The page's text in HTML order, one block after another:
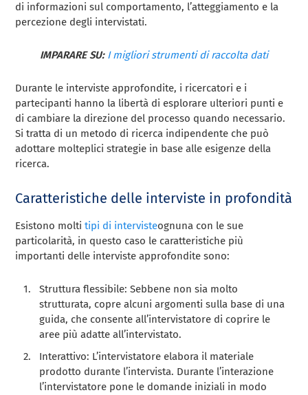
di informazioni sul comportamento, l’atteggiamento e la
percezione degli intervistati.
IMPARARE SU: I migliori strumenti di raccolta dati
Durante le interviste approfondite, i ricercatori e i
partecipanti hanno la libertà di esplorare ulteriori punti e
di cambiare la direzione del processo quando necessario.
Si tratta di un metodo di ricerca indipendente che può
adottare molteplici strategie in base alle esigenze della
ricerca.
Caratteristiche delle interviste in profondità
Esistono moltitipi di intervisteognuna con le sue
particolarità, in questo caso le caratteristiche più
importanti delle interviste approfondite sono:
Struttura flessibile: Sebbene non sia molto
strutturata, copre alcuni argomenti sulla base di una
guida, che consente all’intervistatore di coprire le
aree più adatte all’intervistato.
Interattivo: L’intervistatore elabora il materiale
prodotto durante l’intervista. Durante l’interazione
l’intervistatore pone le domande iniziali in modo